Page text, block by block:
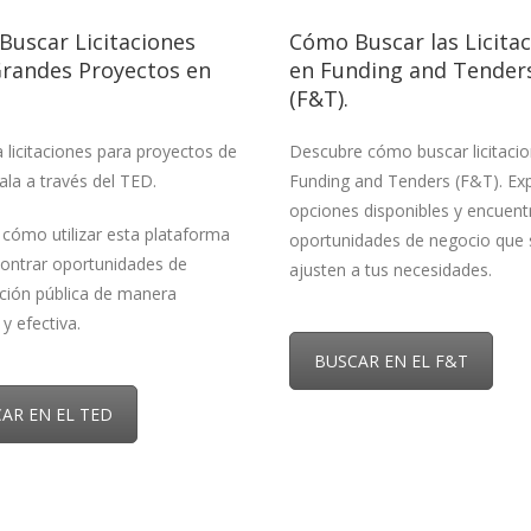
Licitaciones
Proyectos en
licitaciones para proyectos de
a través del TED.
utilizar esta plataforma
oportunidades de
pública de manera
efectiva.
EN EL TED
Cómo Buscar las
en Funding and
(F&T).
Descubre cómo buscar
Funding and Tenders (F&T).
opciones disponibles y
oportunidades de negocio que
ajusten a tus necesidades.
BUSCAR EN EL F&T